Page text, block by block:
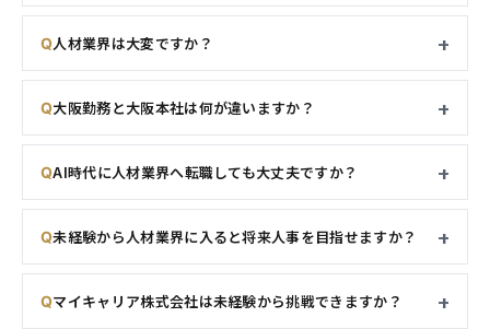
人材業界は大変ですか？
大阪勤務と大阪本社は何が違いますか？
AI時代に人材業界へ転職しても大丈夫ですか？
未経験から人材業界に入ると将来人事を目指せますか？
マイキャリア株式会社は未経験から挑戦できますか？